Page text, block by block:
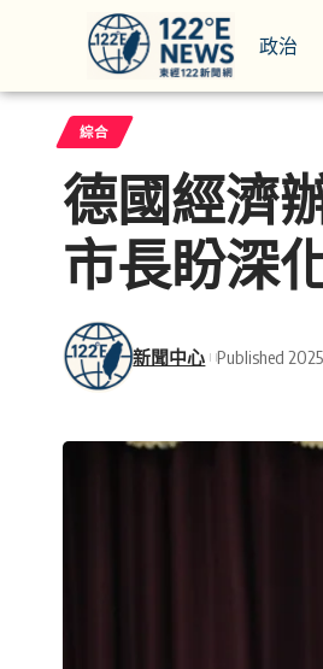
政治
綜合
德國經濟
市長盼深
新聞中心 Published